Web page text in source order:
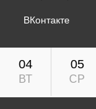
ВКонтакте
04
ВТ
05
СР